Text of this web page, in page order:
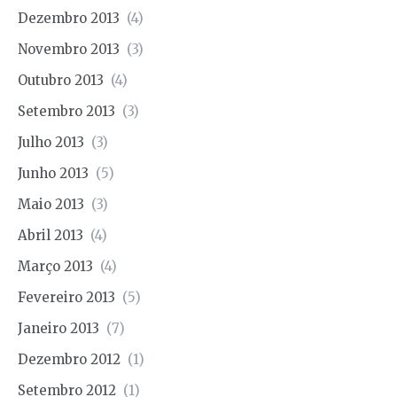
Dezembro 2013 (4)
Novembro 2013 (3)
Outubro 2013 (4)
Setembro 2013 (3)
Julho 2013 (3)
Junho 2013 (5)
Maio 2013 (3)
Abril 2013 (4)
Março 2013 (4)
Fevereiro 2013 (5)
Janeiro 2013 (7)
Dezembro 2012 (1)
Setembro 2012 (1)